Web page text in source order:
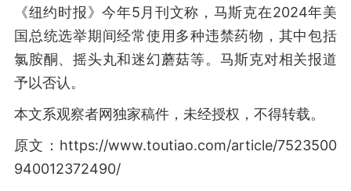
《纽约时报》今年5月刊文称，马斯克在2024年美
国总统选举期间经常使用多种违禁药物，其中包括
氯胺酮、摇头丸和迷幻蘑菇等。马斯克对相关报道
予以否认。
本文系观察者网独家稿件，未经授权，不得转载。
原文：https://www.toutiao.com/article/7523500
940012372490/